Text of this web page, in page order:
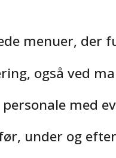
menuer, der
også ved
med
under og